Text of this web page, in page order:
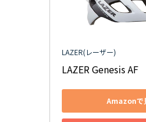
LAZER(レーザー)
LAZER Genesis AF
Amazonで